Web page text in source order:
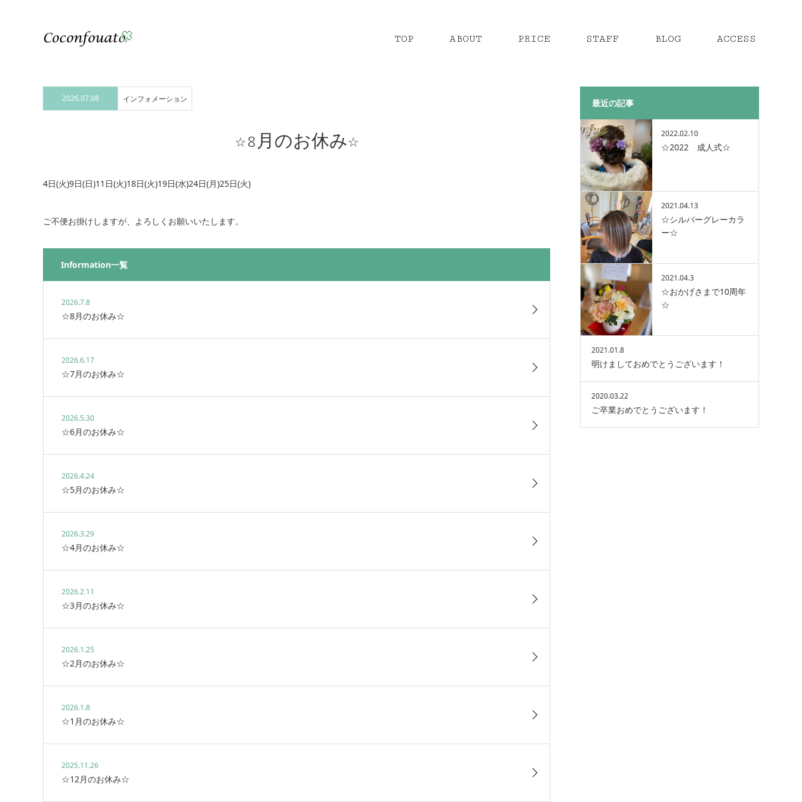
TOP ABOUT PRICE STAFF BLOG ACCESS
2026.07.08 インフォメーション
☆8月のお休み☆
4日(火)9日(日)11日(火)18日(火)19日(水)24日(月)25日(火)
ご不便お掛けしますが、よろしくお願いいたします。
Information一覧
2026.7.8
☆8月のお休み☆
2026.6.17
☆7月のお休み☆
2026.5.30
☆6月のお休み☆
2026.4.24
☆5月のお休み☆
2026.3.29
☆4月のお休み☆
2026.2.11
☆3月のお休み☆
2026.1.25
☆2月のお休み☆
2026.1.8
☆1月のお休み☆
2025.11.26
☆12月のお休み☆
最近の記事
2022.02.10
☆2022 成人式☆
2021.04.13
☆シルバーグレーカラ
ー☆
2021.04.3
☆おかげさまで10周年
☆
2021.01.8
明けましておめでとうございます！
2020.03.22
ご卒業おめでとうございます！